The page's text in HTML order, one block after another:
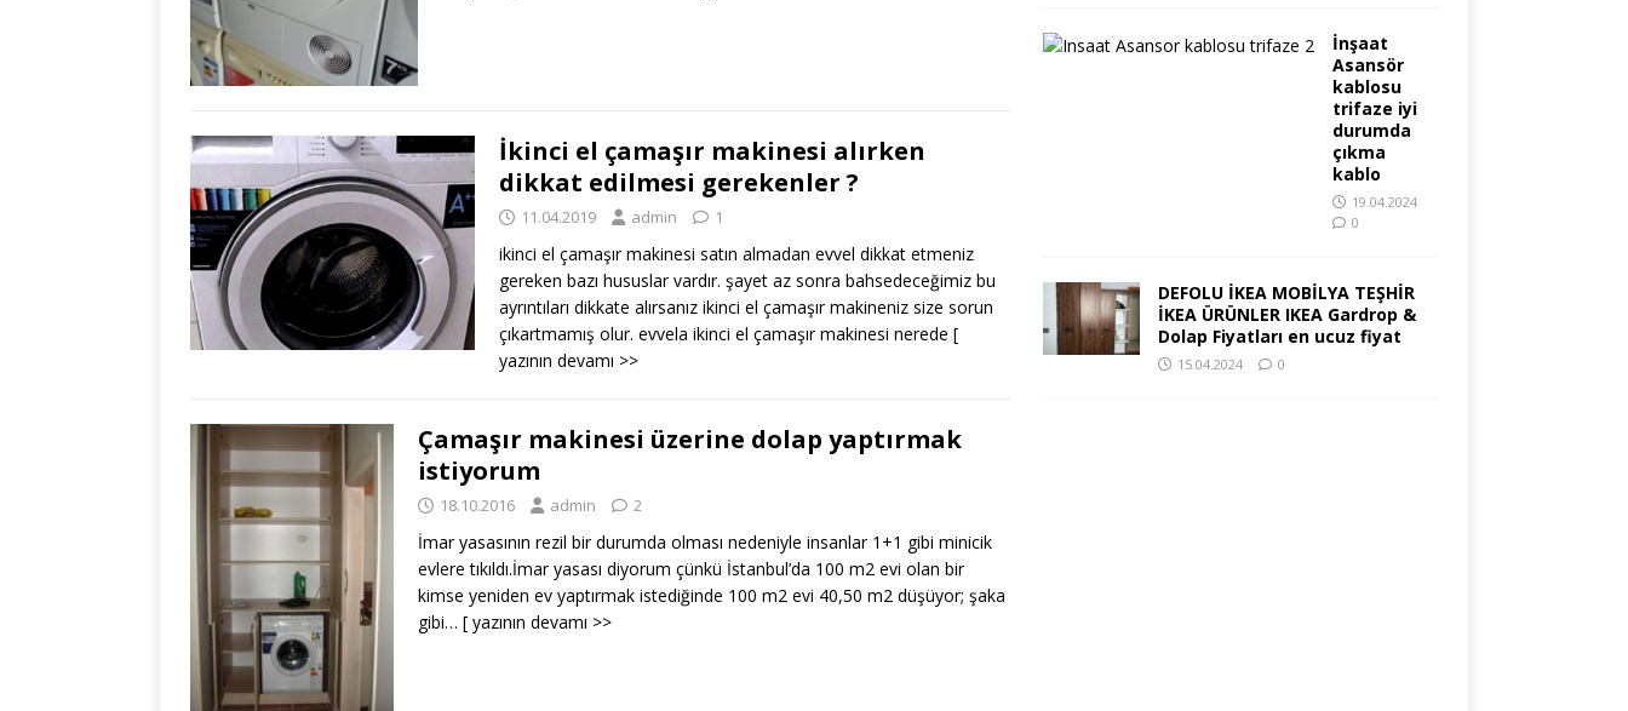
İkinci el çamaşır makinesi alırken
dikkat edilmesi gerekenler ?
11.04.2019 admin 1
ikinci el çamaşır makinesi satın almadan evvel dikkat etmeniz
gereken bazı hususlar vardır. şayet az sonra bahsedeceğimiz bu
ayrıntıları dikkate alırsanız ikinci el çamaşır makineniz size sorun
çıkartmamış olur. evvela ikinci el çamaşır makinesi nerede [
yazının devamı >>
Çamaşır makinesi üzerine dolap yaptırmak
istiyorum
18.10.2016 admin 2
İmar yasasının rezil bir durumda olması nedeniyle insanlar 1+1 gibi minicik
evlere tıkıldı.İmar yasası diyorum çünkü İstanbul’da 100 m2 evi olan bir
kimse yeniden ev yaptırmak istediğinde 100 m2 evi 40,50 m2 düşüyor; şaka
gibi… [ yazının devamı >>
İnşaat
Asansör
kablosu
trifaze iyi
durumda
çıkma
kablo
19.04.2024
0
DEFOLU İKEA MOBİLYA TEŞHİR
İKEA ÜRÜNLER IKEA Gardrop &
Dolap Fiyatları en ucuz fiyat
15.04.2024 0